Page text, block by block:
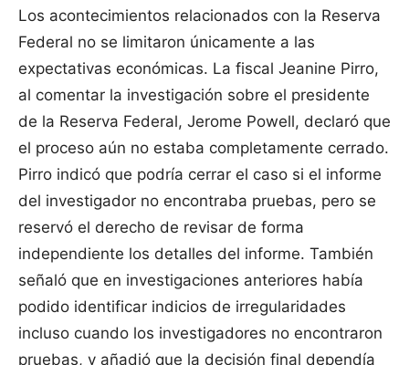
Los acontecimientos relacionados con la Reserva
Federal no se limitaron únicamente a las
expectativas económicas. La fiscal Jeanine Pirro,
al comentar la investigación sobre el presidente
de la Reserva Federal, Jerome Powell, declaró que
el proceso aún no estaba completamente cerrado.
Pirro indicó que podría cerrar el caso si el informe
del investigador no encontraba pruebas, pero se
reservó el derecho de revisar de forma
independiente los detalles del informe. También
señaló que en investigaciones anteriores había
podido identificar indicios de irregularidades
incluso cuando los investigadores no encontraron
pruebas, y añadió que la decisión final dependía